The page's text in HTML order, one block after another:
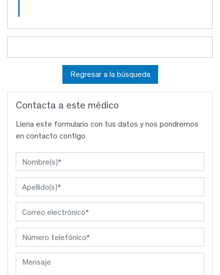
Regresar a la búsqueda
Contacta a este médico
Llena este formulario con tus datos y nos pondremos
en contacto contigo